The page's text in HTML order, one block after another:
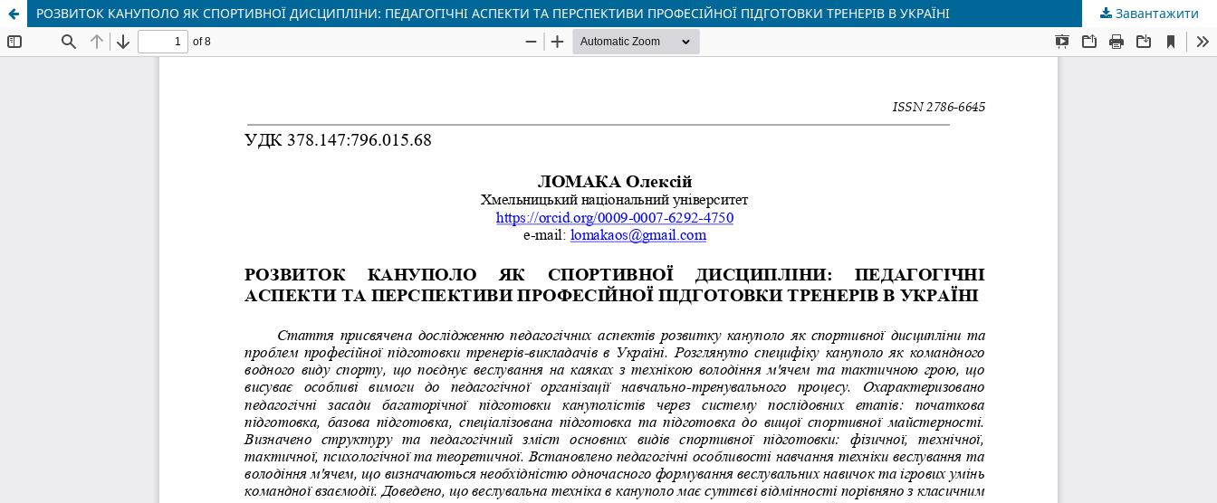
РОЗВИТОК КАНУПОЛО ЯК СПОРТИВНОЇ ДИСЦИПЛІНИ: ПЕДАГОГІЧНІ АСПЕКТИ ТА ПЕРСПЕКТИВИ ПРОФЕСІЙНОЇ ПІДГОТОВКИ ТРЕНЕРІВ В УКРАЇНІ Завантажити